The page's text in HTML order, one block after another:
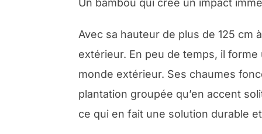
Un bambou qui crée un impact
Avec sa hauteur de plus de 125 cm
extérieur. En peu de temps, il
monde extérieur. Ses chaumes
plantation groupée qu’en accent
ce qui en fait une solution durable